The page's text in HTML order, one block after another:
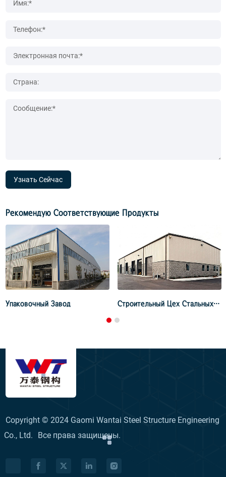
Узнать Сейчас
Рекомендую Соответствующие Продукты
Крупнопролетное Стальное Каркасное Сооружение
Copyright © 2024 Gaomi Wantai Steel Structure Engineering
Co., Ltd.
Все права защищены.